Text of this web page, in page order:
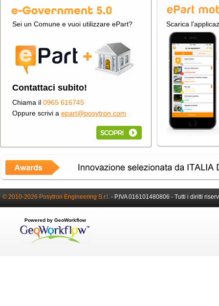
Sei un Comune e vuoi utilizzare ePart?
Contattaci subito!
Chiama il 0965 616745
Oppure scrivi a epart@posytron.com
Scarica
© 2010-2026 Posytron Engineering S.r.l. - P.IVA 016101480806 - Tutti i diritti
Powered by GeoWorkflow